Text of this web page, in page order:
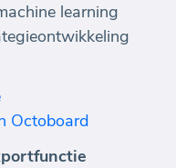
learning
Octoboard